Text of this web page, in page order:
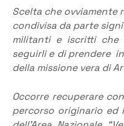
Scelta che ovviamente
condivisa da parte
militanti e iscritti che
seguirli e di prendere
della missione vera di
Occorre recuperare
percorso originario ed